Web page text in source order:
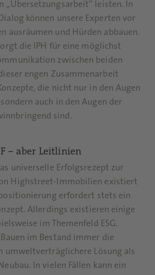
„Übersetzungsarbeit“ leisten. In
können unsere Experten vor
ausräumen und Hürden abbauen.
die IPH für eine möglichst
zwischen beiden
engen Zusammenarbeit
die nicht nur in den Augen
auch in den Augen der
sind.
– aber Leitlinien
universelle Erfolgsrezept zur
Highstreet-Immobilien existiert
erfordert stets ein
Allerdings existieren einige
im Themenfeld ESG.
im Bestand immer die
umweltverträglichere Lösung als
In vielen Fällen kann ein